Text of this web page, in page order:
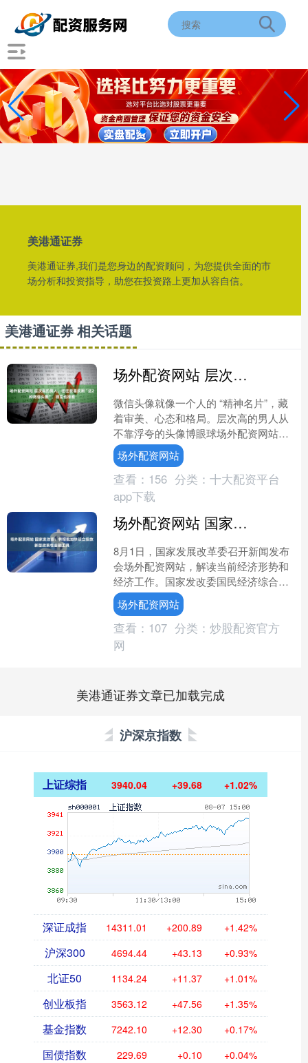
美港通证券
美港通证券,我们是您身边的配资顾问，为您提供全面的市
场分析和投资指导，助您在投资路上更加从容自信。
美港通证券 相关话题
场外配资网站 层次高的男人，往往很喜欢用“这2种微信头像”，很玄也很准
微信头像就像一个人的 “精神名片”，藏
着审美、心态和格局。层次高的男人从
不靠浮夸的头像博眼球场外配资网站，
他们的头像看似简单，却透着沉稳和智
慧。这种 “玄” 不....
场外配资网站
查看： 156 分类： 十大配资平台
app下载
场外配资网站 国家发改委：将报批加快设立投放新型政策性金融工具
8月1日，国家发展改革委召开新闻发布
会场外配资网站，解读当前经济形势和
经济工作。国家发改委国民经济综合司
司长周陈在会上表示，近期国家发展改
革委将报批加快设立投放....
场外配资网站
查看： 107 分类： 炒股配资官方
网
美港通证券文章已加载完成
沪深京指数
上证综指 3940.04 +39.68 +1.02%
深证成指 14311.01 +200.89 +1.42%
沪深300 4694.44 +43.13 +0.93%
北证50 1134.24 +11.37 +1.01%
创业板指 3563.12 +47.56 +1.35%
基金指数 7242.10 +12.30 +0.17%
国债指数 229.69 +0.10 +0.04%